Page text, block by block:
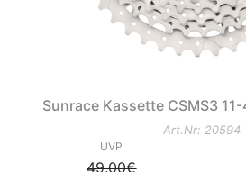
Sunrace Kassette CSMS3
Art.Nr: 20594
UVP
49.00€